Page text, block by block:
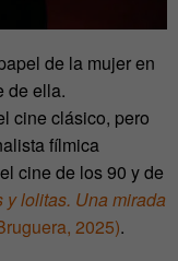
de la mujer en
de ella.
cine clásico, pero
fílmica
cine de los 90 y de
lolitas. Una mirada
2025).